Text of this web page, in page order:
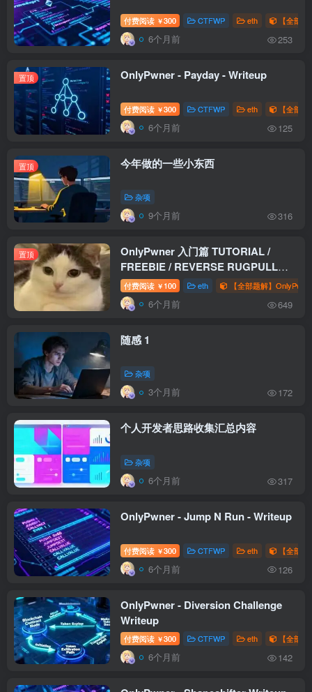
付费阅读 ￥300 CTFWP eth 【全部
6个月前 253
置顶 OnlyPwner - Payday - Writeup
付费阅读 ￥300 CTFWP eth 【全部
6个月前 125
置顶 今年做的一些小东西
杂项
9个月前 316
置顶
OnlyPwner 入门篇 TUTORIAL /
FREEBIE / REVERSE RUGPULL
WriteUp
付费阅读 ￥ 100 eth 【全部题解】
6个月前 649
随感 1
杂项
3个月前 172
个人开发者思路收集汇总内容
杂项
6个月前 317
OnlyPwner - Jump N Run - Writeup
付费阅读 ￥300 CTFWP eth 【全部
6个月前 126
OnlyPwner - Diversion Challenge
Writeup
付费阅读 ￥300 CTFWP eth 【全部
6个月前 142